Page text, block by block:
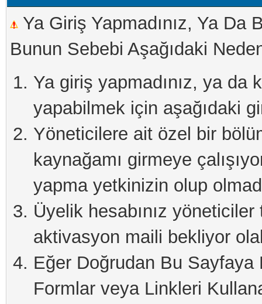
Ya Giriş Yapmadınız, Ya
Bunun Sebebi Aşağıdaki
Ya giriş yapmadınız, ya da
yapabilmek için aşağıdaki
Yöneticilere ait özel bir
kaynağamı girmeye
yapma yetkinizin olup
Üyelik hesabınız
aktivasyon maili bekliyor
Eğer Doğrudan Bu
Formlar veya Linkleri